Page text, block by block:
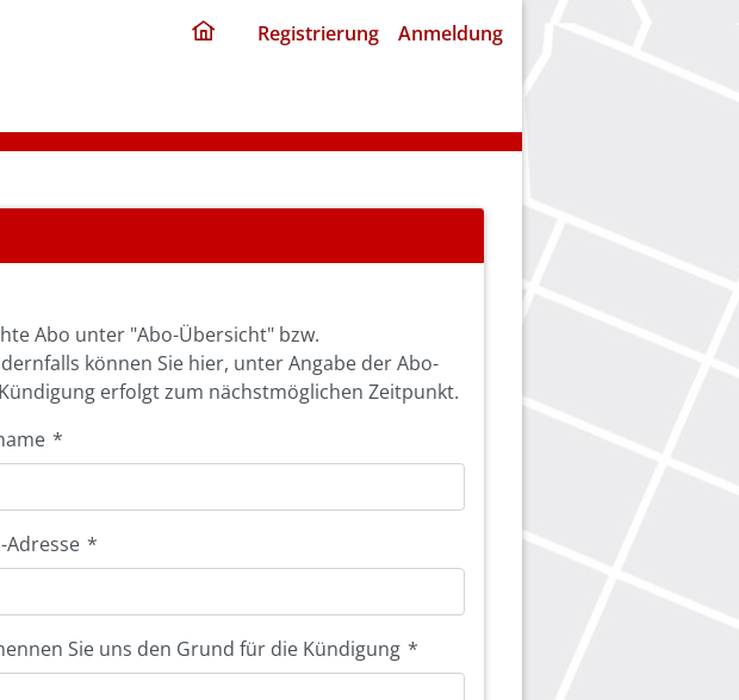
Registrierung Anmeldung
Abo unter "Abo-Übersicht" bzw.
können Sie hier, unter Angabe der Abo-
erfolgt zum nächstmöglichen Zeitpunkt.
*
Adresse *
Sie uns den Grund für die Kündigung *